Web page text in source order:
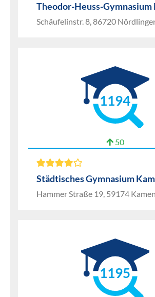
Theodor-Heuss-
Schäufelinstr. 8, 86720
1194
50
Städtisches Gymnasium
Hammer Straße 19, 59174 Kamen
1195